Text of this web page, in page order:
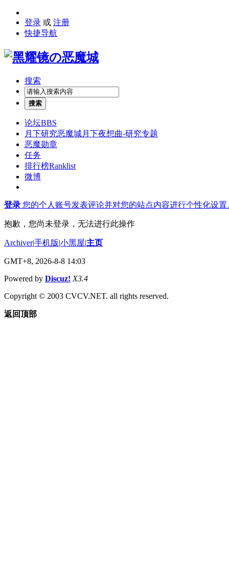
登录 或 注册
快捷导航
搜索
搜索
论坛BBS
月下研究恶魔城月下夜想曲-研究专题
恶魔勋章
任务
排行榜Ranklist
微博
登录 您的个人账号发表评论并对您的站点内容进行个性化设置
抱歉，您尚未登录，无法进行此操作
Archiver|手机版|小黑屋|主页
GMT+8, 2026-8-8 14:03
Powered by Discuz! X3.4
Copyright © 2003 CVCV.NET. all rights reserved.
返回顶部